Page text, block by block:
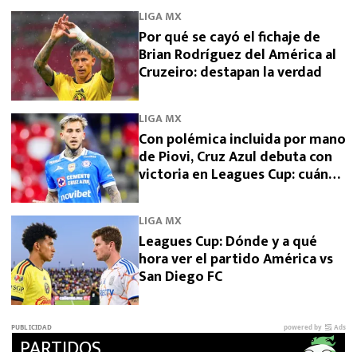
LIGA MX
Por qué se cayó el fichaje de
Brian Rodríguez del América al
Cruzeiro: destapan la verdad
LIGA MX
Con polémica incluida por mano
de Piovi, Cruz Azul debuta con
victoria en Leagues Cup: cuándo
LIGA MX
Leagues Cup: Dónde y a qué
hora ver el partido América vs
San Diego FC